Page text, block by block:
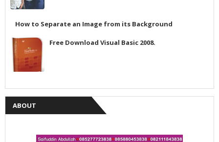
How to Separate an Image from its Background
Free Download Visual Basic 2008.
ABOUT